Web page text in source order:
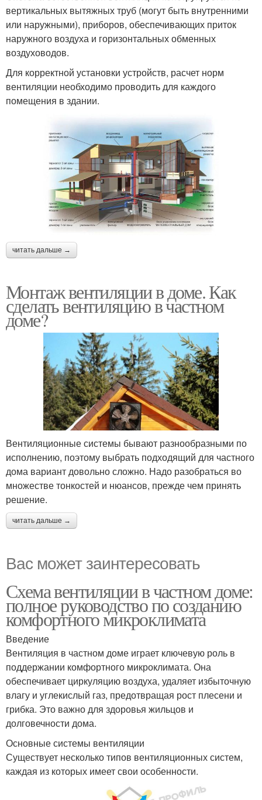
вертикальных вытяжных труб (могут быть внутренними
или наружными), приборов, обеспечивающих приток
наружного воздуха и горизонтальных обменных
воздуховодов.
Для корректной установки устройств, расчет норм
вентиляции необходимо проводить для каждого
помещения в здании.
читать дальше →
Монтаж вентиляции в доме. Как
сделать вентиляцию в частном
доме?
Вентиляционные системы бывают разнообразными по
исполнению, поэтому выбрать подходящий для частного
дома вариант довольно сложно. Надо разобраться во
множестве тонкостей и нюансов, прежде чем принять
решение.
читать дальше →
Вас может заинтересовать
Схема вентиляции в частном доме:
полное руководство по созданию
комфортного микроклимата
Введение
Вентиляция в частном доме играет ключевую роль в
поддержании комфортного микроклимата. Она
обеспечивает циркуляцию воздуха, удаляет избыточную
влагу и углекислый газ, предотвращая рост плесени и
грибка. Это важно для здоровья жильцов и
долговечности дома.
Основные системы вентиляции
Существует несколько типов вентиляционных систем,
каждая из которых имеет свои особенности.